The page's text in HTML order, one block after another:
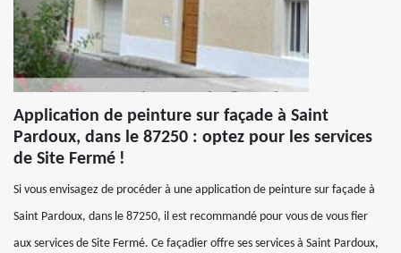
Application de peinture sur façade à Saint
Pardoux, dans le 87250 : optez pour les services
de Site Fermé !
Si vous envisagez de procéder à une application de peinture sur façade à
Saint Pardoux, dans le 87250, il est recommandé pour vous de vous fier
aux services de Site Fermé. Ce façadier offre ses services à Saint Pardoux,